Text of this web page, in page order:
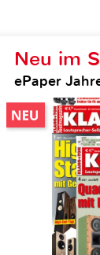
Neu im
ePaper